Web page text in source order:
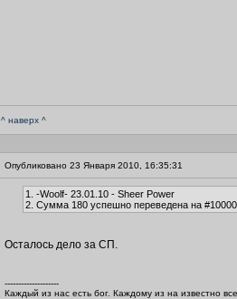
^ наверх ^
Опубликовано 23 Января 2010, 16:35:31
1. -Woolf- 23.01.10 - Sheer Power
2. Сумма 180 успешно переведена на
Осталось дело за СП.
--------------------
Каждый из нас есть бог. Каждому из на известно